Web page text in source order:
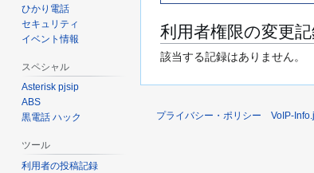
利用者権限の変更
該当する記録はありません。
ひかり電話
セキュリティ
イベント情報
スペシャル
Asterisk pjsip
ABS
黒電話 ハック
ツール
利用者の投稿記録
プライバシー・ポリシー VoIP-